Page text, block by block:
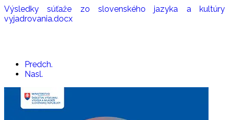
Výsledky súťaže zo slovenského jazyka a kultúry
vyjadrovania.docx
Predch.
Nasl.